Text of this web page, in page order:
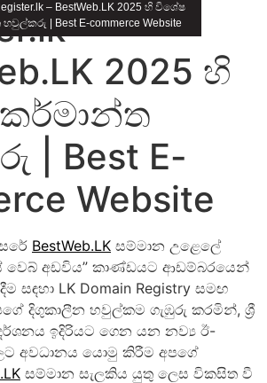
– BestWeb.LK 2025 හි විශේෂ
| Best E-commerce Website
–
2025 හි
| Best E-
Website
BestWeb.LK සම්මාන උළෙලේ
වෙබ් අඩවිය” කාණ්ඩයට ආඩම්බරයෙන්
සඳහා LK Domain Registry සමඟ
දිගුකාලීන හවුල්කම ගැඹුරු කරමින්, ශ්‍රී
ඉදිරියට ගෙන යන නව්‍ය ඊ-
අවධානය යොමු කිරීම අපගේ
සම්මාන සැලකිය යුතු ලෙස විකසිත වී